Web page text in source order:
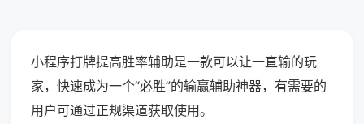
小程序打牌提高胜率辅助是一款可以让一直输的玩
家，快速成为一个“必胜”的输赢辅助神器，有需要的
用户可通过正规渠道获取使用。